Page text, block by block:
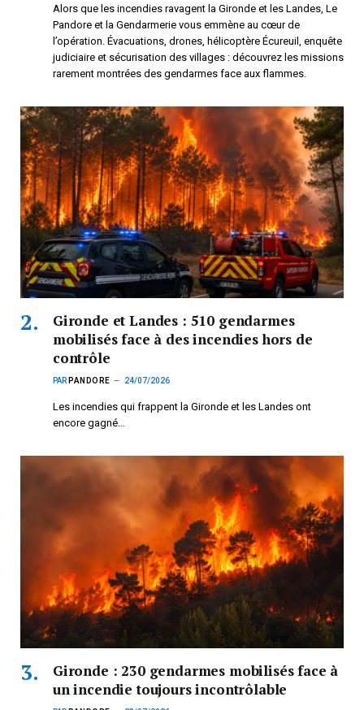
Alors que les incendies ravagent la Gironde et les Landes, Le
Pandore et la Gendarmerie vous emmène au cœur de
l’opération. Évacuations, drones, hélicoptère Écureuil, enquête
judiciaire et sécurisation des villages : découvrez les missions
rarement montrées des gendarmes face aux flammes.
Gironde et Landes : 510 gendarmes
mobilisés face à des incendies hors de
contrôle
PAR PANDORE 24/07/2026
Les incendies qui frappent la Gironde et les Landes ont
encore gagné…
Gironde : 230 gendarmes mobilisés face à
un incendie toujours incontrôlable